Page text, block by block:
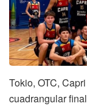
Tokio, OTC,
cuadrangular